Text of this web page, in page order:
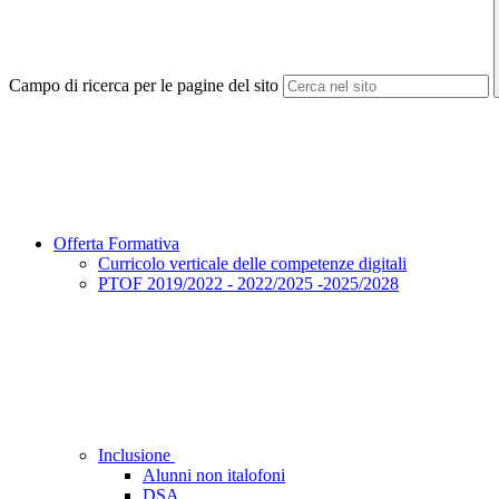
Campo di ricerca per le pagine del sito
Offerta Formativa
Curricolo verticale delle competenze digitali
PTOF 2019/2022 - 2022/2025 -2025/2028
Inclusione
Alunni non italofoni